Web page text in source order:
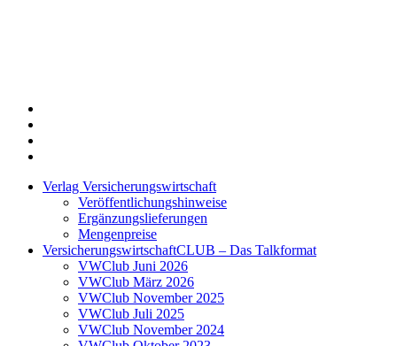
Verlag Versicherungswirtschaft
Veröffentlichungshinweise
Ergänzungslieferungen
Mengenpreise
VersicherungswirtschaftCLUB – Das Talkformat
VWClub Juni 2026
VWClub März 2026
VWClub November 2025
VWClub Juli 2025
VWClub November 2024